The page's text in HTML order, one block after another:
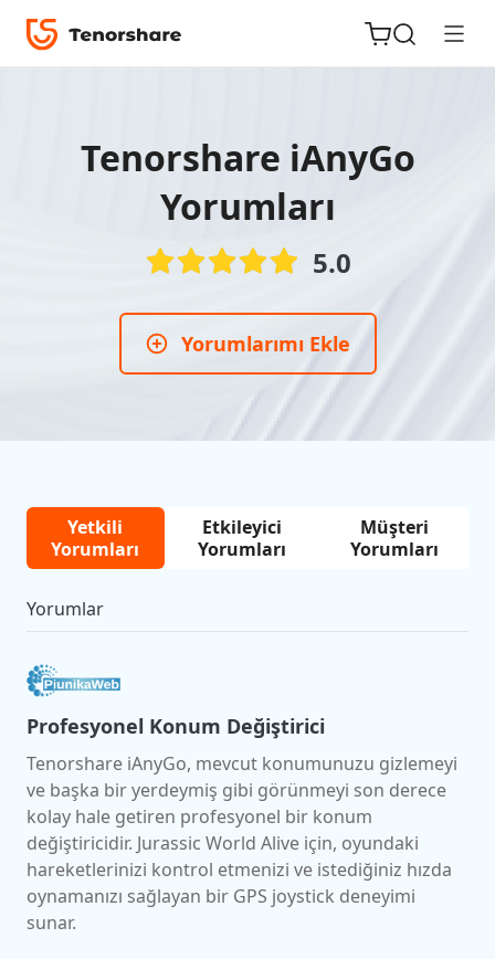
Tenorshare
Tenorshare iAnyGo
Yorumları
5.0
Yorumlarımı Ekle
Yetkili
Yorumları
Etkileyici
Yorumları
Müşteri
Yorumları
Yorumlar
Profesyonel Konum Değiştirici
Tenorshare iAnyGo, mevcut konumunuzu gizlemeyi
ve başka bir yerdeymiş gibi görünmeyi son derece
kolay hale getiren profesyonel bir konum
değiştiricidir. Jurassic World Alive için, oyundaki
hareketlerinizi kontrol etmenizi ve istediğiniz hızda
oynamanızı sağlayan bir GPS joystick deneyimi
sunar.